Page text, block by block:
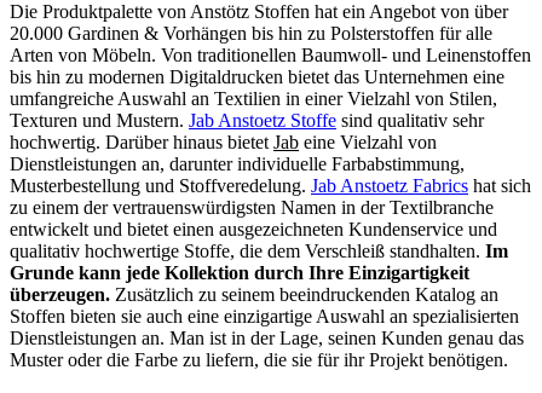
Die Produktpalette von Anstötz Stoffen hat ein Angebot von über
20.000 Gardinen & Vorhängen bis hin zu Polsterstoffen für alle
Arten von Möbeln. Von traditionellen Baumwoll- und Leinenstoffen
bis hin zu modernen Digitaldrucken bietet das Unternehmen eine
umfangreiche Auswahl an Textilien in einer Vielzahl von Stilen,
Texturen und Mustern. Jab Anstoetz Stoffe sind qualitativ sehr
hochwertig. Darüber hinaus bietet Jab eine Vielzahl von
Dienstleistungen an, darunter individuelle Farbabstimmung,
Musterbestellung und Stoffveredelung. Jab Anstoetz Fabrics hat sich
zu einem der vertrauenswürdigsten Namen in der Textilbranche
entwickelt und bietet einen ausgezeichneten Kundenservice und
qualitativ hochwertige Stoffe, die dem Verschleiß standhalten. Im
Grunde kann jede Kollektion durch Ihre Einzigartigkeit
überzeugen. Zusätzlich zu seinem beeindruckenden Katalog an
Stoffen bieten sie auch eine einzigartige Auswahl an spezialisierten
Dienstleistungen an. Man ist in der Lage, seinen Kunden genau das
Muster oder die Farbe zu liefern, die sie für ihr Projekt benötigen.